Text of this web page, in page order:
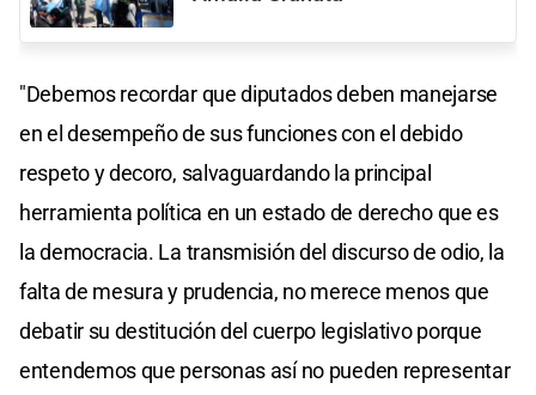
"Debemos recordar que diputados deben manejarse
en el desempeño de sus funciones con el debido
respeto y decoro, salvaguardando la principal
herramienta política en un estado de derecho que es
la democracia. La transmisión del discurso de odio, la
falta de mesura y prudencia, no merece menos que
debatir su destitución del cuerpo legislativo porque
entendemos que personas así no pueden representar